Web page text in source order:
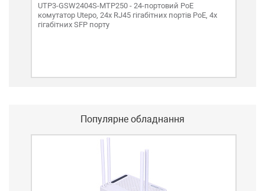
UTP3-GSW2404S-MTP250 - 24-портовий PoE
комутатор Utepo, 24х RJ45 гігабітних портів PoE, 4х
гігабітних SFP порту
Популярне обладнання